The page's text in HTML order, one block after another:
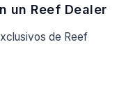
un Reef Dealer
de Reef